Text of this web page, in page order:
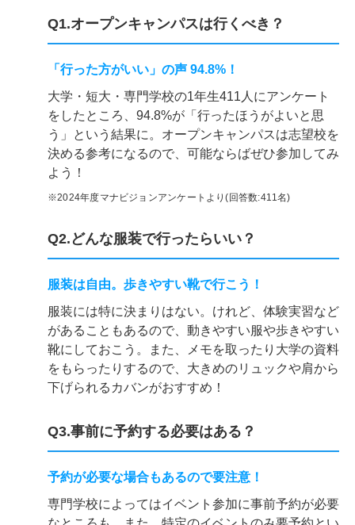
Q1.オープンキャンパスは行くべき？
「行った方がいい」の声 94.8%！
大学・短大・専門学校の1年生411人にアンケート
をしたところ、94.8%が「行ったほうがよいと思
う」という結果に。オープンキャンパスは志望校を
決める参考になるので、可能ならばぜひ参加してみ
よう！
※2024年度マナビジョンアンケートより(回答数:411名)
Q2.どんな服装で行ったらいい？
服装は自由。歩きやすい靴で行こう！
服装には特に決まりはない。けれど、体験実習など
があることもあるので、動きやすい服や歩きやすい
靴にしておこう。また、メモを取ったり大学の資料
をもらったりするので、大きめのリュックや肩から
下げられるカバンがおすすめ！
Q3.事前に予約する必要はある？
予約が必要な場合もあるので要注意！
専門学校によってはイベント参加に事前予約が必要